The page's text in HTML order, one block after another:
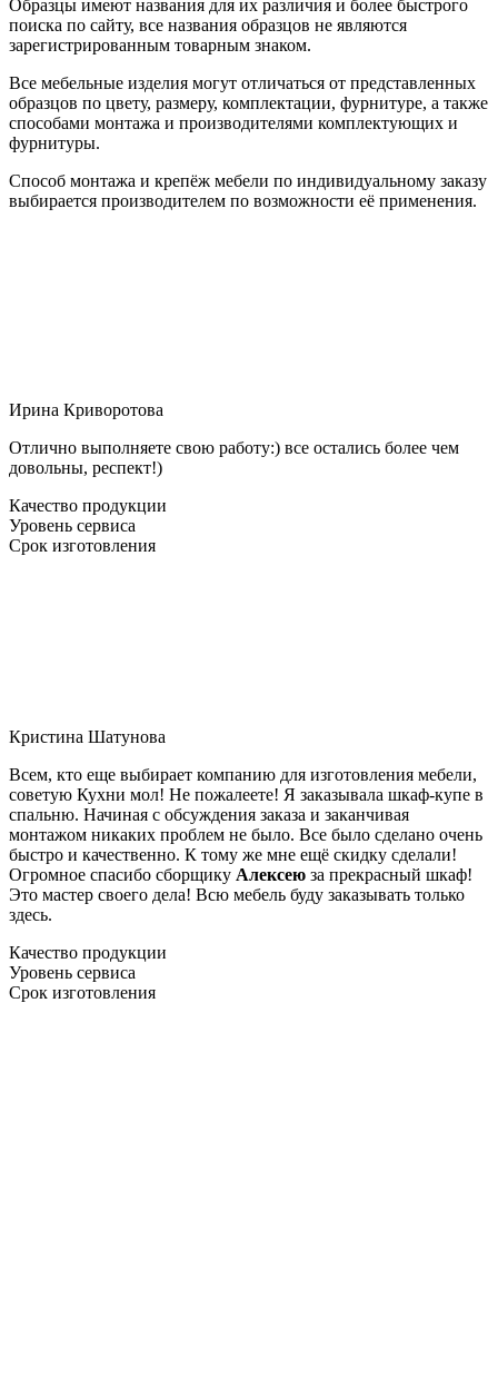
Образцы имеют названия для их различия и более быстрого
поиска по сайту, все названия образцов не являются
зарегистрированным товарным знаком.
Все мебельные изделия могут отличаться от представленных
образцов по цвету, размеру, комплектации, фурнитуре, а также
способами монтажа и производителями комплектующих и
фурнитуры.
Способ монтажа и крепёж мебели по индивидуальному заказу
выбирается производителем по возможности её применения.
Ирина Криворотова
Отлично выполняете свою работу:) все остались более чем
довольны, респект!)
Качество продукции
Уровень сервиса
Срок изготовления
Кристина Шатунова
Всем, кто еще выбирает компанию для изготовления мебели,
советую Кухни мол! Не пожалеете! Я заказывала шкаф-купе в
спальню. Начиная с обсуждения заказа и заканчивая
монтажом никаких проблем не было. Все было сделано очень
быстро и качественно. К тому же мне ещё скидку сделали!
Огромное спасибо сборщику Алексею за прекрасный шкаф!
Это мастер своего дела! Всю мебель буду заказывать только
здесь.
Качество продукции
Уровень сервиса
Срок изготовления